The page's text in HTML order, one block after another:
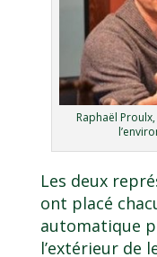
Raphaël
Les deux
ont placé
automatique
l’extérieur de